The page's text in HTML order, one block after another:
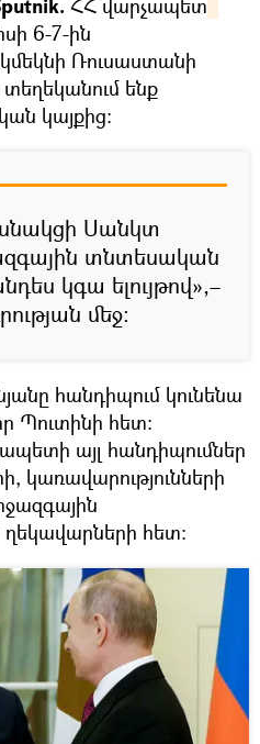
ՀՀ վարչապետ
6-7-ին
Ռուսաստանի
տեղեկանում ենք
կայքից։
Սանկտ
տնտեսական
կգա ելույթով»,–
մեջ։
հանդիպում կունենա
Պուտինի հետ:
այլ հանդիպումներ
կառավարությունների
ղեկավարների հետ: